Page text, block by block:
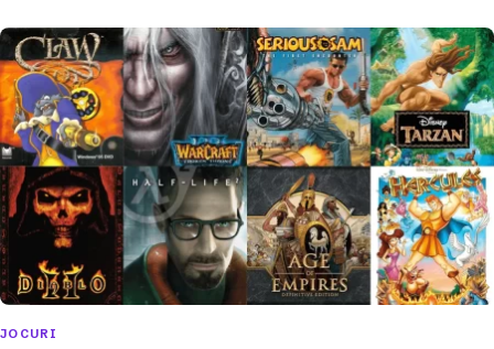
JOCURI